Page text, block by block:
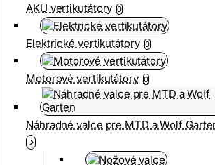
AKU vertikutátory 0
Elektrické vertikutátory 0
Motorové vertikutátory 0
Náhradné valce pre MTD a Wolf